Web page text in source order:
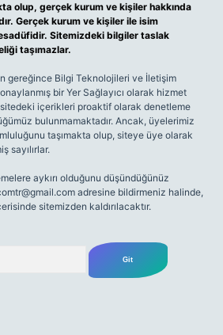
olup, gerçek kurum ve kişiler hakkında
Gerçek kurum ve kişiler ile isim
Sitemizdeki bilgiler taslak
taşımazlar.
gereğince Bilgi Teknolojileri ve İletişim
bir Yer Sağlayıcı olarak hizmet
içerikleri proaktif olarak denetleme
bulunmamaktadır. Ancak, üyelerimiz
taşımakta olup, siteye üye olarak
sayılırlar.
aykırı olduğunu düşündüğünüz
adresine bildirmeniz halinde,
sitemizden kaldırılacaktır.